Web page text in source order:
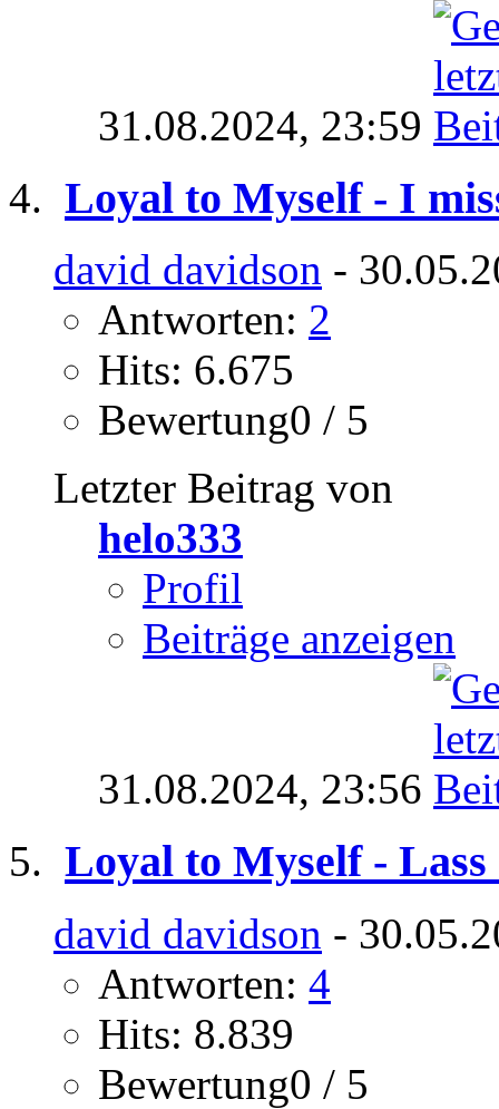
31.08.2024, 23:59
Loyal to Myself - I
david davidson -
Antworten: 2
Hits: 6.675
Bewertung0 / 5
Letzter Beitrag von
helo333
Profil
Beiträge anzeigen
31.08.2024, 23:56
Loyal to Myself -
david davidson -
Antworten: 4
Hits: 8.839
Bewertung0 / 5